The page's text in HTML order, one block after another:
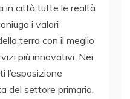
in città tutte le realtà
i valori
terra con il meglio
più innovativi. Nei
l’esposizione
del settore primario,